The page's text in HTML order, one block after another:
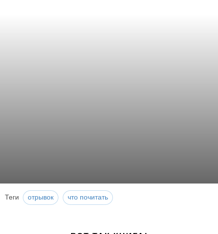
Теги отрывок что почитать